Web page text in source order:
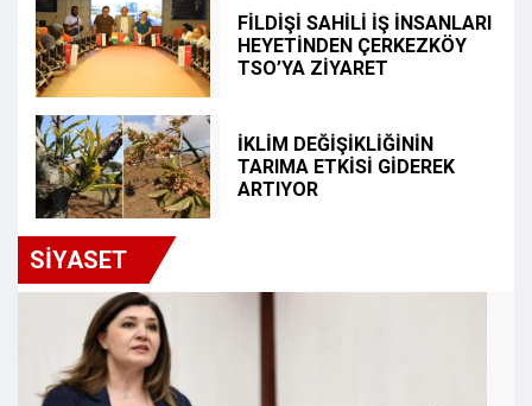
FİLDİŞİ SAHİLİ İŞ İNSANLARI
HEYETİNDEN ÇERKEZKÖY
TSO’YA ZİYARET
İKLİM DEĞİŞİKLİĞİNİN
TARIMA ETKİSİ GİDEREK
ARTIYOR
SİYASET